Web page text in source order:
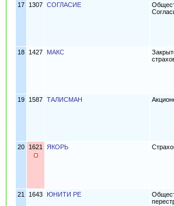
17 1307 СОГЛАСИЕ
18 1427 МАКС
19 1587 ТАЛИСМАН
20 1621 ЯКОРЬ
21 1643 ЮНИТИ РЕ